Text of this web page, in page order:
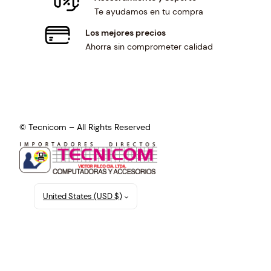
Te ayudamos en tu compra
Los mejores precios
Ahorra sin comprometer calidad
© Tecnicom – All Rights Reserved
United States (USD $)